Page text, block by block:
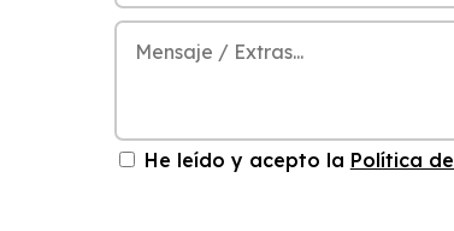
He leído y acepto la Política